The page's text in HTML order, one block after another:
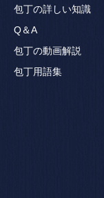
包丁の詳しい知識
Q＆A
包丁の動画解説
包丁用語集